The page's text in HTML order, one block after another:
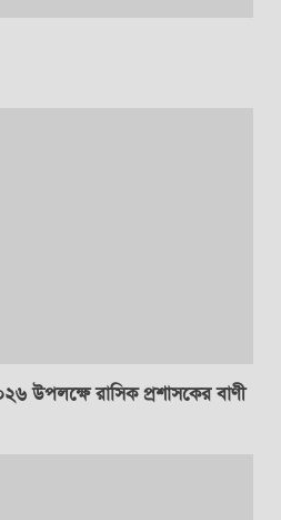
উপলক্ষে রাসিক প্রশাসকের বাণী